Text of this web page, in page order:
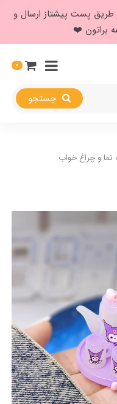
بعد از ثبت، از طریق پست پیشتاز ارسال و
براتون ❤️
0
و چراغ خواب